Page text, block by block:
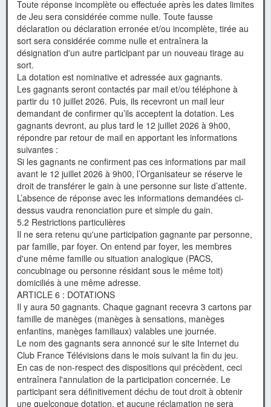
Toute réponse incomplète ou effectuée après les dates limites
de Jeu sera considérée comme nulle. Toute fausse
déclaration ou déclaration erronée et/ou incomplète, tirée au
sort sera considérée comme nulle et entraînera la
désignation d'un autre participant par un nouveau tirage au
sort.
La dotation est nominative et adressée aux gagnants.
Les gagnants seront contactés par mail et/ou téléphone à
partir du 10 juillet 2026. Puis, ils recevront un mail leur
demandant de confirmer qu’ils acceptent la dotation. Les
gagnants devront, au plus tard le 12 juillet 2026 à 9h00,
répondre par retour de mail en apportant les informations
suivantes :
Si les gagnants ne confirment pas ces informations par mail
avant le 12 juillet 2026 à 9h00, l’Organisateur se réserve le
droit de transférer le gain à une personne sur liste d’attente.
L’absence de réponse avec les informations demandées ci-
dessus vaudra renonciation pure et simple du gain.
5.2 Restrictions particulières
Il ne sera retenu qu'une participation gagnante par personne,
par famille, par foyer. On entend par foyer, les membres
d'une même famille ou situation analogique (PACS,
concubinage ou personne résidant sous le même toit)
domiciliés à une même adresse.
ARTICLE 6 : DOTATIONS
Il y aura 50 gagnants. Chaque gagnant recevra 3 cartons par
famille de manèges (manèges à sensations, manèges
enfantins, manèges familiaux) valables une journée.
Le nom des gagnants sera annoncé sur le site Internet du
Club France Télévisions dans le mois suivant la fin du jeu.
En cas de non-respect des dispositions qui précèdent, ceci
entraînera l'annulation de la participation concernée. Le
participant sera définitivement déchu de tout droit à obtenir
une quelconque dotation, et aucune réclamation ne sera